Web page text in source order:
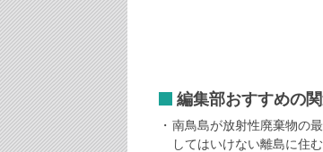
編集部おすすめの
南鳥島が放射性廃棄物の
してはいけない離島に住